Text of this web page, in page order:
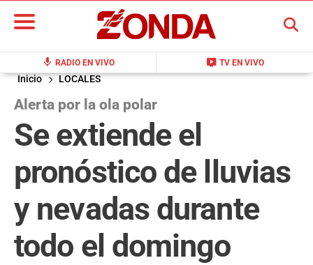
mic RADIO EN VIVO live_tv TV EN VIVO
BUSCAR
Inicio LOCALES
Alerta por la ola polar
Se extiende el
pronóstico de lluvias
y nevadas durante
todo el domingo